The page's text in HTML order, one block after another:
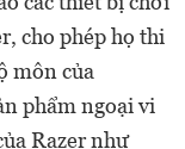
cho phép họ thi
môn của
phẩm ngoại vi
Razer như